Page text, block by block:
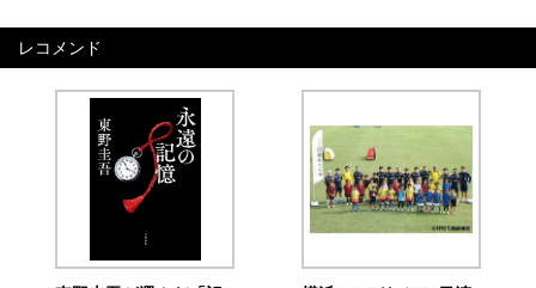
レコメンド